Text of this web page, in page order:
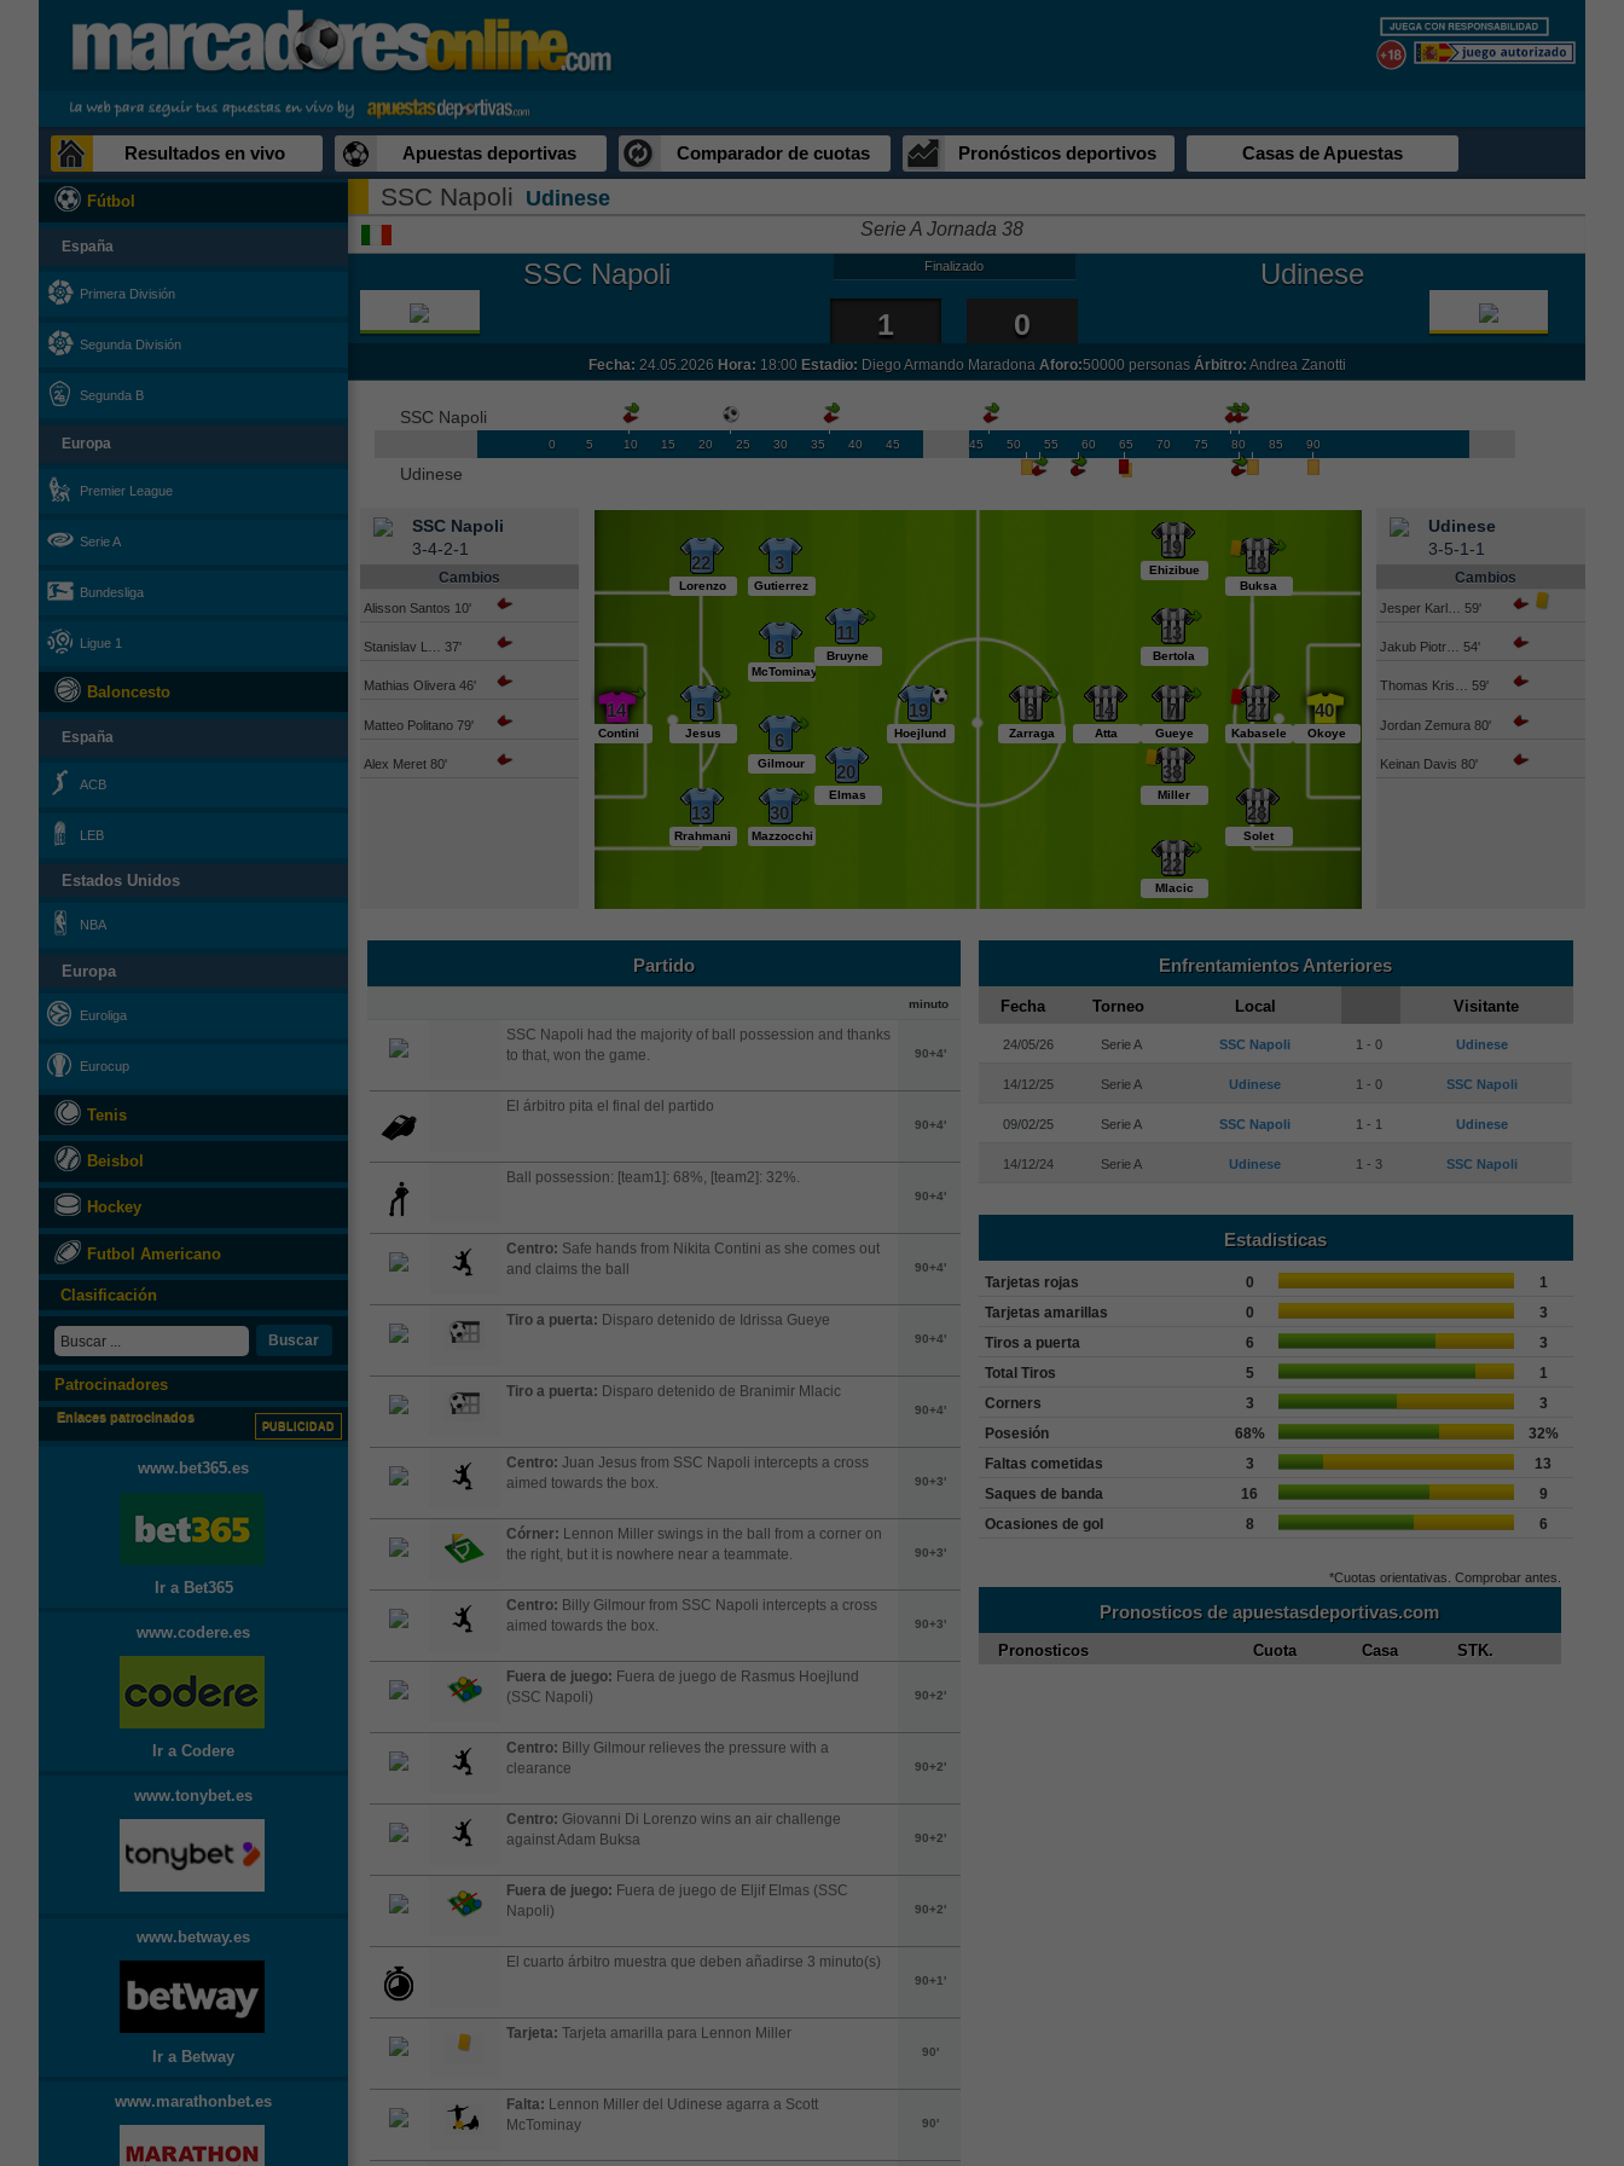
Resultados en vivo Apuestas deportivas Comparador de cuotas Pronósticos deportivos Casas de Apuestas
Fútbol
España
Primera División
Segunda División
Segunda B
Europa
Premier League
Serie A
Bundesliga
Ligue 1
Baloncesto
España
ACB
LEB
Estados Unidos
NBA
Europa
Euroliga
Eurocup
Tenis
Beisbol
Hockey
Futbol Americano
Clasificación
Buscar
Patrocinadores
Enlaces patrocinados
PUBLICIDAD
www.bet365.es
Ir a Bet365
www.codere.es
Ir a Codere
www.tonybet.es
www.betway.es
Ir a Betway
www.marathonbet.es
SSC Napoli Udinese
Serie A Jornada 38
SSC Napoli Finalizado Udinese
1 0
Fecha: 24.05.2026 Hora: 18:00 Estadio: Diego Armando Maradona Aforo:50000 personas Árbitro: Andrea Zanotti
SSC Napoli
0 5 10 15 20 25 30 35 40 45 45 50 55 60 65 70 75 80 85 90
Udinese
SSC Napoli
3-4-2-1
Cambios
Alisson Santos 10'
Stanislav L… 37'
Mathias Olivera 46'
Matteo Politano 79'
Alex Meret 80'
22
Lorenzo
3
Gutierrez
11
Bruyne
8
McTominay
14
Contini
5
Jesus
19
Hoejlund
6
Gilmour 20
Elmas
13
Rrahmani
30
Mazzocchi
22
Mlacic
28
Solet
38
Miller
40
Okoye
27
Kabasele
7
Gueye
14
Atta
6
Zarraga
13
Bertola
18
Buksa
19
Ehizibue
Udinese
3-5-1-1
Cambios
Jesper Karl… 59'
Jakub Piotr… 54'
Thomas Kris… 59'
Jordan Zemura 80'
Keinan Davis 80'
Partido
minuto
SSC Napoli had the majority of ball possession and thanks
to that, won the game.
90+4'
El árbitro pita el final del partido
90+4'
Ball possession: [team1]: 68%, [team2]: 32%.
90+4'
Centro: Safe hands from Nikita Contini as she comes out
and claims the ball
90+4'
Tiro a puerta: Disparo detenido de Idrissa Gueye
90+4'
Tiro a puerta: Disparo detenido de Branimir Mlacic
90+4'
Centro: Juan Jesus from SSC Napoli intercepts a cross
aimed towards the box.
90+3'
Córner: Lennon Miller swings in the ball from a corner on
the right, but it is nowhere near a teammate.
90+3'
Centro: Billy Gilmour from SSC Napoli intercepts a cross
aimed towards the box.
90+3'
Fuera de juego: Fuera de juego de Rasmus Hoejlund
(SSC Napoli)
90+2'
Centro: Billy Gilmour relieves the pressure with a
clearance
90+2'
Centro: Giovanni Di Lorenzo wins an air challenge
against Adam Buksa
90+2'
Fuera de juego: Fuera de juego de Eljif Elmas (SSC
Napoli)
90+2'
El cuarto árbitro muestra que deben añadirse 3 minuto(s)
90+1'
Tarjeta: Tarjeta amarilla para Lennon Miller
90'
Falta: Lennon Miller del Udinese agarra a Scott
McTominay
90'
Enfrentamientos Anteriores
Fecha Torneo Local Visitante
24/05/26 Serie A SSC Napoli 1 - 0 Udinese
14/12/25 Serie A Udinese 1 - 0 SSC Napoli
09/02/25 Serie A SSC Napoli 1 - 1 Udinese
14/12/24 Serie A Udinese 1 - 3 SSC Napoli
Estadisticas
Tarjetas rojas 0
1
Tarjetas amarillas
0
3
Tiros a puerta
6
3
Total Tiros
5
1
Corners
3
3
Posesión
68%
32%
Faltas cometidas
3
13
Saques de banda
16
9
Ocasiones de gol
8 6
*Cuotas orientativas. Comprobar antes.
Pronosticos de apuestasdeportivas.com
Pronosticos Cuota Casa STK.